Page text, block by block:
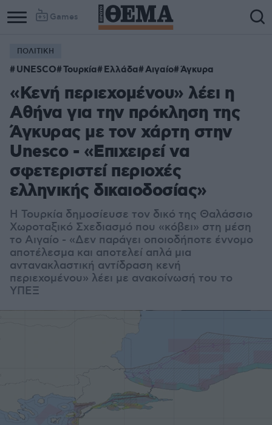
Games
ΠΟΛΙΤΙΚΗ
UNESCO Τουρκία Ελλάδα Αιγαίο Άγκυρα
«Κενή περιεχομένου» λέει η
Αθήνα για την πρόκληση της
Άγκυρας με τον χάρτη στην
Unesco - «Επιχειρεί να
σφετεριστεί περιοχές
ελληνικής δικαιοδοσίας»
Η Τουρκία δημοσίευσε τον δικό της Θαλάσσιο
Χωροταξικό Σχεδιασμό που «κόβει» στη μέση
το Αιγαίο - «Δεν παράγει οποιοδήποτε έννομο
αποτέλεσμα και αποτελεί απλά μια
αντανακλαστική αντίδραση κενή
περιεχομένου» λέει με ανακοίνωσή του το
ΥΠΕΞ